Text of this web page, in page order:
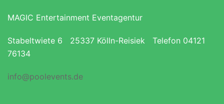
MAGIC Entertainment Eventagentur
Stabeltwiete 6 25337 Kölln-Reisiek Telefon 04121
76134
info@poolevents.de